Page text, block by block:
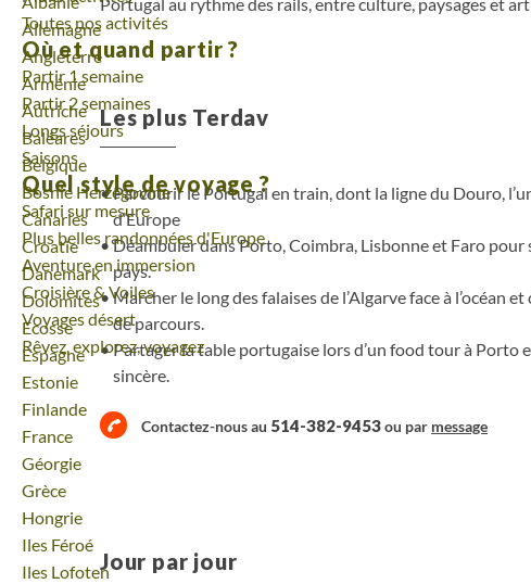
Voyage
Allemagne
Voyage
Angleterre
Voyage
Arménie
Voyage
Autriche
Voyage
Baléares
Voyage
Belgique
Voyage
Bosnie Herzégovine
Voyage
Canaries
Voyage
Croatie
Voyage
Danemark
Voyage
Dolomites
Voyage
Ecosse
Voyage
Espagne
Voyage
Estonie
Voyage
Finlande
Voyage
France
Voyage
Géorgie
Voyage
Grèce
Voyage
Hongrie
Voyage
Iles Féroé
Voyage
Iles Lofoten
Toutes nos activités
Où et quand partir ?
Partir 1 semaine
Partir 2 semaines
Longs séjours
Saisons
Quel style de voyage ?
Safari sur mesure
Plus belles randonnées d'Europe
Aventure en immersion
Croisière & Voiles
Voyages désert
Rêvez, explorez, voyagez
Les plus Terdav
Parcourir le Portugal en train, dont la ligne du Douro,
d’Europe
Déambuler dans Porto, Coimbra, Lisbonne et Faro pour
pays.
Marcher le long des falaises de l’Algarve face à l’océan
de parcours.
Partager la table portugaise lors d’un food tour à Porto
sincère.
Contactez-nous au 514-382-9453ou par message
Jour par jour